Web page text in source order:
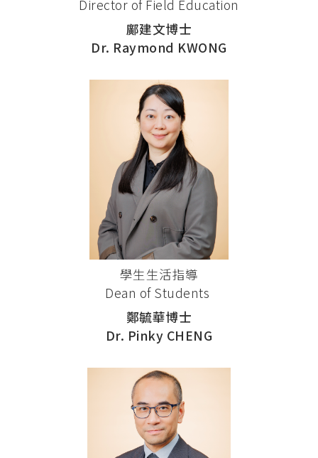
Director of Field Education
鄺建文博士
Dr. Raymond KWONG
學生生活指導
Dean of Students
鄭毓華博士
Dr. Pinky CHENG